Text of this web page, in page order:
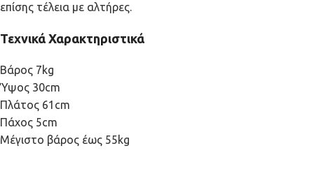
επίσης τέλεια με αλτήρες.
Τεχνικά Χαρακτηριστικά
Βάρος 7kg
Ύψος 30cm
Πλάτος 61cm
Πάχος 5cm
Μέγιστο βάρος έως 55kg